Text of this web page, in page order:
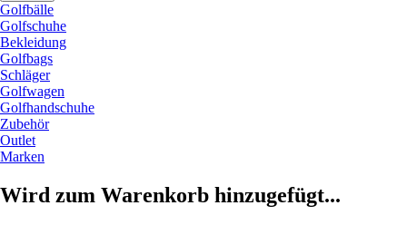
Golfbälle
Golfschuhe
Bekleidung
Golfbags
Schläger
Golfwagen
Golfhandschuhe
Zubehör
Outlet
Marken
Wird zum Warenkorb hinzugefügt...